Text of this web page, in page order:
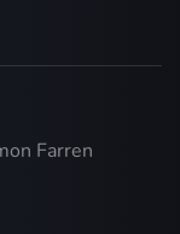
Farren